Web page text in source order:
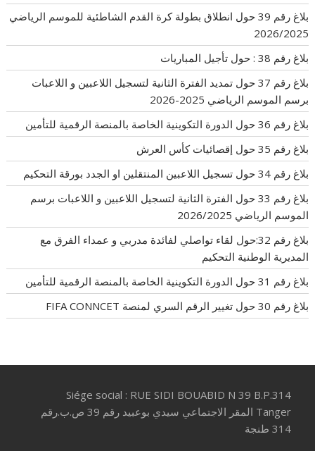
بلاغ رقم 39 حول انطلاق بطولة كرة القدم الشاطئية للموسم الرياضي
2026/2025
بلاغ رقم 38 : حول تأجيل المباريات
بلاغ رقم 37 حول تمديد الفترة الثانية لتسجيل اللاعبين و اللاعبات
برسم الموسم الرياضي 2025-2026
بلاغ رقم 36 حول الدورة التكوينية الخاصة بالمنصة الرقمية للتأمين
بلاغ رقم 35 حول إقصائيات كأس العرش
بلاغ رقم 34 حول تسجيل اللاعبين المنتقلين او الجدد بورقة التحكيم
بلاغ رقم 33 حول الفترة الثانية لتسجيل اللاعبين و اللاعبات برسم
الموسم الرياضي 2026/2025
بلاغ رقم 32:حول لقاء تواصلي لفائدة مدربي و عمداء الفرق مع
المديرية الوطنية التحكيم
بلاغ رقم 31 حول الدورة التكوينية الخاصة بالمنصة الرقمية للتأمين
بلاغ رقم 30 حول تغيير الرقم السري لمنصة FIFA CONNCET
Siége social : RUE SIDI BOUABID N 39 B.P.314
Tanger المقر الاجتماعي سيدي بوعبيد رقم 39 ص.ب.رقم
314 طنجة